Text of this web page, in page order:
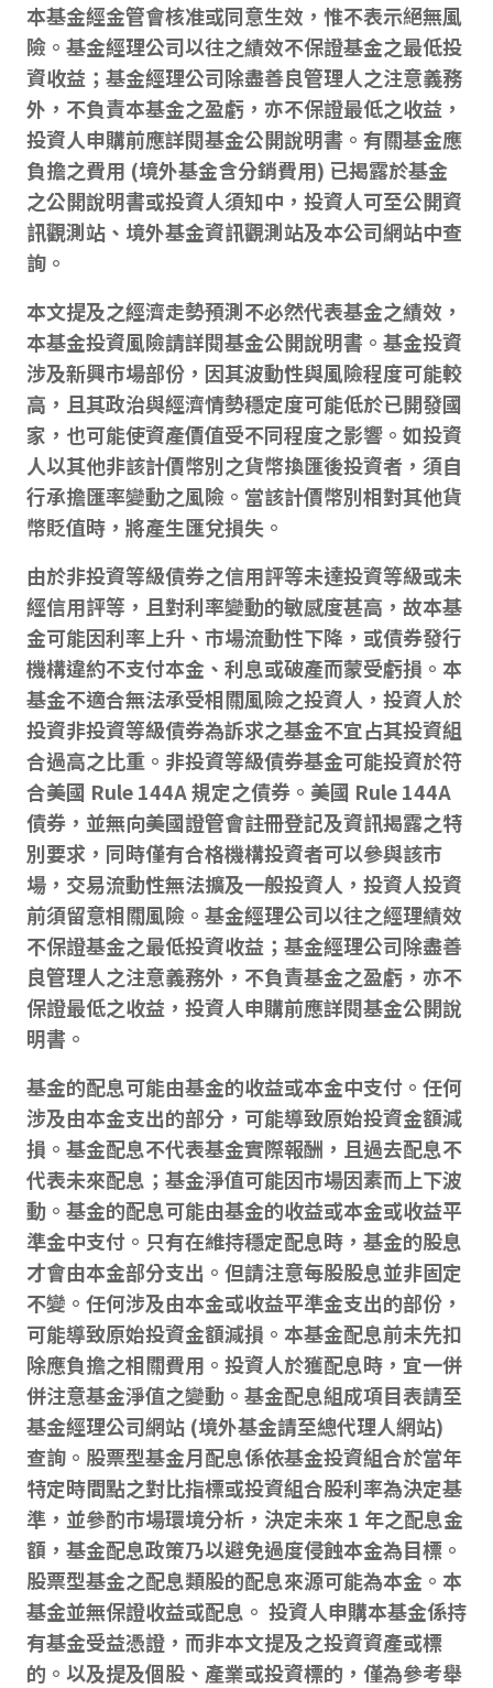
本基金經金管會核准或同意生效，惟不表示絕無風
險。基金經理公司以往之績效不保證基金之最低投
資收益；基金經理公司除盡善良管理人之注意義務
外，不負責本基金之盈虧，亦不保證最低之收益，
投資人申購前應詳閱基金公開說明書。有關基金應
負擔之費用 (境外基金含分銷費用) 已揭露於基金
之公開說明書或投資人須知中，投資人可至公開資
訊觀測站、境外基金資訊觀測站及本公司網站中查
詢。
本文提及之經濟走勢預測不必然代表基金之績效，
本基金投資風險請詳閱基金公開說明書 。基金投資
涉及新興市場部份，因其波動性與風險程度可能較
高，且其政治與經濟情勢穩定度可能低於已開發國
家，也可能使資產價值受不同程度之影響。如投資
人以其他非該計價幣別之貨幣換匯後投資者，須自
行承擔匯率變動之風險。當該計價幣別相對其他貨
幣貶值時，將產生匯兌損失。
由於非投資等級債券之信用評等未達投資等級或未
經信用評等，且對利率變動的敏感度甚高，故本基
金可能因利率上升、市場流動性下降，或債券發行
機構違約不支付本金、利息或破產而蒙受虧損。本
基金不適合無法承受相關風險之投資人，投資人於
投資非投資等級債券為訴求之基金不宜占其投資組
合過高之比重。非投資等級債券基金可能投資於符
合美國 Rule 144A 規定之債券。美國 Rule 144A
債券，並無向美國證管會註冊登記及資訊揭露之特
別要求，同時僅有合格機構投資者可以參與該市
場，交易流動性無法擴及一般投資人，投資人投資
前須留意相關風險。基金經理公司以往之經理績效
不保證基金之最低投資收益；基金經理公司除盡善
良管理人之注意義務外，不負責基金之盈虧，亦不
保證最低之收益，投資人申購前應詳閱基金公開說
明書。
基金的配息可能由基金的收益或本金中支付。任何
涉及由本金支出的部分，可能導致原始投資金額減
損。基金配息不代表基金實際報酬，且過去配息不
代表未來配息；基金淨值可能因市場因素而上下波
動。基金的配息可能由基金的收益或本金或收益平
準金中支付。只有在維持穩定配息時，基金的股息
才會由本金部分支出。但請注意每股股息並非固定
不變。任何涉及由本金或收益平準金支出的部份，
可能導致原始投資金額減損。本基金配息前未先扣
除應負擔之相關費用。投資人於獲配息時，宜一併
併注意基金淨值之變動。基金配息組成項目表請至
基金經理公司網站 (境外基金請至總代理人網站)
查詢。股票型基金月配息係依基金投資組合於當年
特定時間點之對比指標或投資組合股利率為決定基
準，並參酌市場環境分析，決定未來 1 年之配息金
額，基金配息政策乃以避免過度侵蝕本金為目標。
股票型基金之配息類股的配息來源可能為本金。本
基金並無保證收益或配息。 投資人申購本基金係持
有基金受益憑證，而非本文提及之投資資產或標
的。以及提及個股、產業或投資標的，僅為參考舉